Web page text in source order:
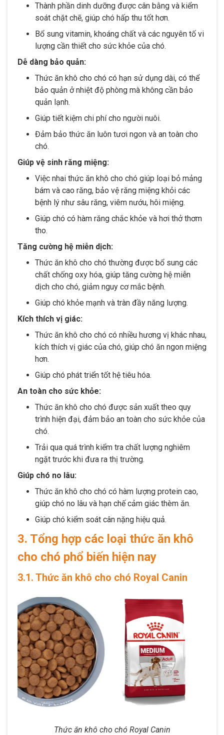
Thành phần dinh dưỡng được cân bằng và kiểm
soát chặt chẽ, giúp chó hấp thu tốt hơn.
Bổ sung vitamin, khoáng chất và các nguyên tố vi
lượng cần thiết cho sức khỏe của chó.
Dễ dàng bảo quản:
Thức ăn khô cho chó có hạn sử dụng dài, có thể
bảo quản ở nhiệt độ phòng mà không cần bảo
quản lạnh.
Giúp tiết kiệm chi phí cho người nuôi.
Đảm bảo thức ăn luôn tươi ngon và an toàn cho
chó.
Giúp vệ sinh răng miệng:
Việc nhai thức ăn khô cho chó giúp loại bỏ mảng
bám và cao răng, bảo vệ răng miệng khỏi các
bệnh lý như sâu răng, viêm nướu, hôi miệng.
Giúp chó có hàm răng chắc khỏe và hơi thở thơm
tho.
Tăng cường hệ miễn dịch:
Thức ăn khô cho chó thường được bổ sung các
chất chống oxy hóa, giúp tăng cường hệ miễn
dịch cho chó, giảm nguy cơ mắc bệnh.
Giúp chó khỏe mạnh và tràn đầy năng lượng.
Kích thích vị giác:
Thức ăn khô cho chó có nhiều hương vị khác nhau,
kích thích vị giác của chó, giúp chó ăn ngon miệng
hơn.
Giúp chó phát triển tốt hệ tiêu hóa.
An toàn cho sức khỏe:
Thức ăn khô cho chó được sản xuất theo quy
trình hiện đại, đảm bảo an toàn cho sức khỏe của
chó.
Trải qua quá trình kiểm tra chất lượng nghiêm
ngặt trước khi đưa ra thị trường.
Giúp chó no lâu:
Thức ăn khô cho chó có hàm lượng protein cao,
giúp chó no lâu và hạn chế cảm giác thèm ăn.
Giúp chó kiểm soát cân nặng hiệu quả.
3. Tổng hợp các loại thức ăn khô
cho chó phổ biến hiện nay
3.1. Thức ăn khô cho chó Royal Canin
Thức ăn khô cho chó Royal Canin